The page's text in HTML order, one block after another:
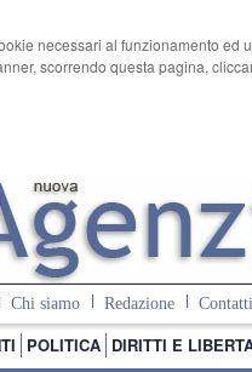
necessari al funzionamento
scorrendo questa pagina,
Chi siamo Redazione Contatti
POLITICA DIRITTI E